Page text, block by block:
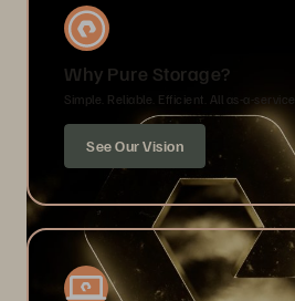
Why Pure Storage?
Simple. Reliable. Efficient. All as-a-service.
See Our Vision